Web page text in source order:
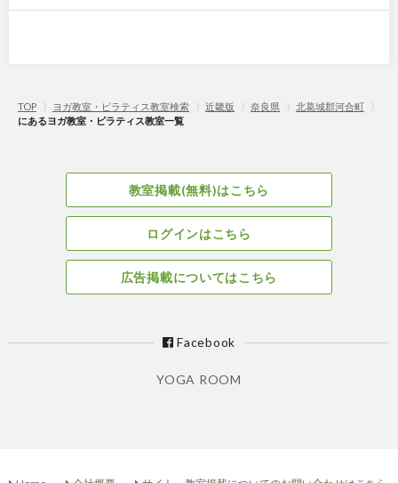
TOP 〉 ヨガ教室・ピラティス教室検索 〉 近畿版 〉 奈良県 〉 北葛城郡河合町
〉
にあるヨガ教室・ピラティス教室一覧
教室掲載(無料)はこちら
ログインはこちら
広告掲載についてはこちら
Facebook
YOGA ROOM